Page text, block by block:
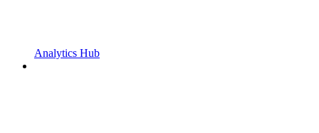
Analytics Hub